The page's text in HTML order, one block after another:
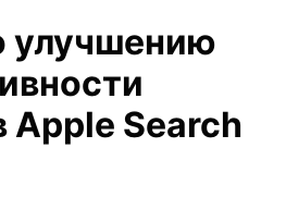
улучшению
Apple Search